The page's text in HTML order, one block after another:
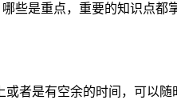
些是重点，重要的知识点都
者是有空余的时间，可以随